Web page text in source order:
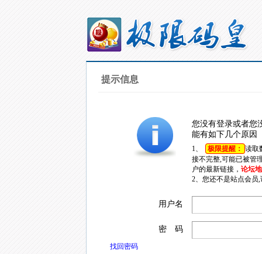
提示信息
您没有登录或者您
能有如下几个原因
1、 极限提醒： 读取
接不完整,可能已被管
户的最新链接， 论坛
2、您还不是站点会员
用户名
密 码
找回密码